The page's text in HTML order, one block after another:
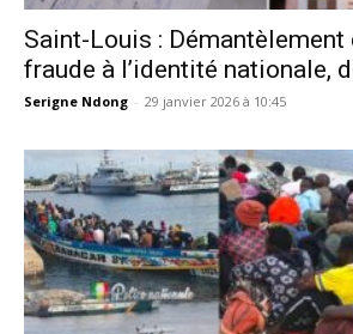
Saint-Louis : Démantèlement
fraude à l’identité nationale,
Serigne Ndong - 29 janvier 2026 à 10:45